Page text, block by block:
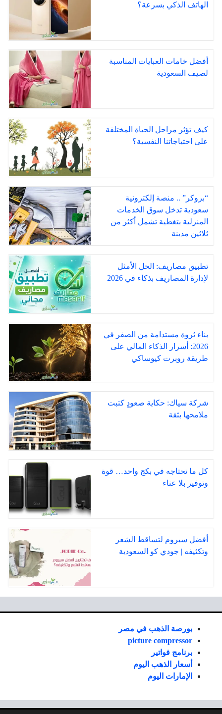
الهاتف الذكي بسرعة؟
أفضل خامات العبايات المناسبة
لصيف السعودية
كيف تؤثر مراحل الحياة المختلفة
على احتياجاتنا النفسية؟
“بروكر” .. منصة إلكترونية
سعودية تدخل سوق الخدمات
المنزلية بتغطية تشمل أكثر من
ثلاثين مدينة
تطبيق مصاريف: الحل الأمثل
لإدارة المصاريف بذكاء في 2026
بناء ثروة مستدامة من الصفر في
2026: أسرار الذكاء المالي على
طريقة روبرت كيوساكي
شركة سياك: حكاية صعودٍ كتبت
ملامحها بثقة
كل ما تحتاجه في بكج واحد… قوة
وتوفير بلا عناء
أفضل سيروم لتساقط الشعر
وتكثيفه | جودي كو السعودية
بورصة الذهب في مصر
picture compressor
برنامج فواتير
أسعار الذهب اليوم
الإمارات اليوم